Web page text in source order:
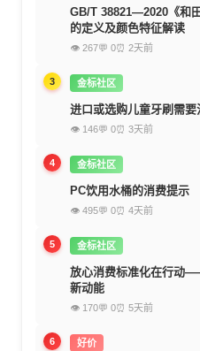
GB/T 38821—2020《和
的定义及颜色特征解读
👁 267💬 0⏰ 2天前
3 金标社区
进口或选购儿童牙刷需要
👁 146💬 0⏰ 3天前
4 金标社区
PC饮用水桶的消费提示
👁 495💬 0⏰ 4天前
5 金标社区
放心消费标准化在行动
新动能
👁 170💬 0⏰ 5天前
6 好价